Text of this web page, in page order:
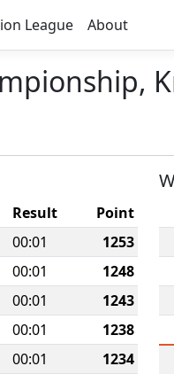
League About
Result
Point
00:01
1253
00:01
1248
00:01
1243
00:01
1238
00:01
1234